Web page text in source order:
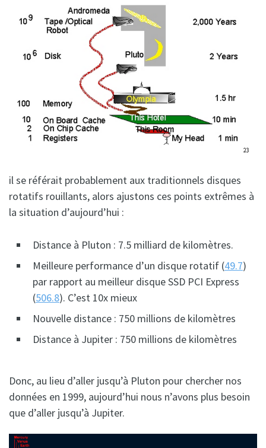
il se référait probablement aux traditionnels disques
rotatifs rouillants, alors ajustons ces points extrêmes à
la situation d’aujourd’hui :
Distance à Pluton : 7.5 milliard de kilomètres.
Meilleure performance d’un disque rotatif (49.7)
par rapport au meilleur disque SSD PCI Express
(506.8). C’est 10x mieux
Nouvelle distance : 750 millions de kilomètres
Distance à Jupiter : 750 millions de kilomètres
Donc, au lieu d’aller jusqu’à Pluton pour chercher nos
données en 1999, aujourd’hui nous n’avons plus besoin
que d’aller jusqu’à Jupiter.